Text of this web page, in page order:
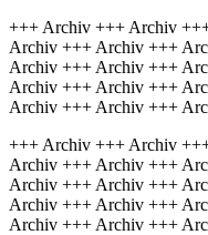
+++ Archiv +++ Archiv
Archiv +++ Archiv +++
Archiv +++ Archiv +++
Archiv +++ Archiv +++
Archiv +++ Archiv +++
+++ Archiv +++ Archiv
Archiv +++ Archiv +++
Archiv +++ Archiv +++
Archiv +++ Archiv +++
Archiv +++ Archiv +++